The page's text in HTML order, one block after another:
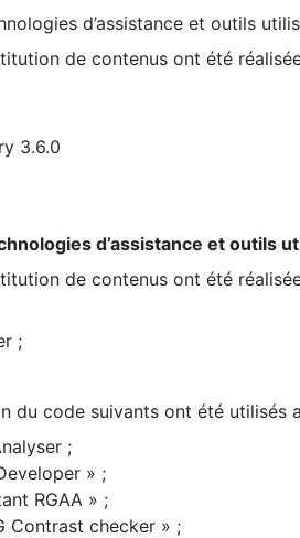
d’assistance et outils
de contenus ont été
3.6.0
d’assistance et outils
de contenus ont été
;
du code suivants ont été utilisés
;
» ;
RGAA » ;
Contrast checker » ;